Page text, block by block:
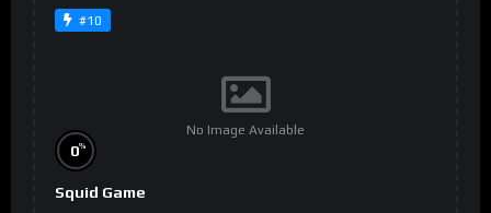
#10
No Image Available
0%
Squid Game